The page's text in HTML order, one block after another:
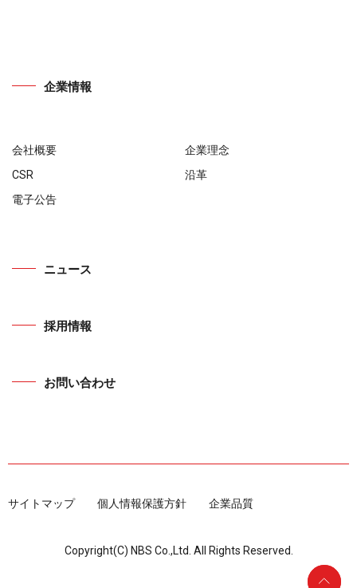
企業情報
会社概要
企業理念
CSR
沿革
電子公告
ニュース
採用情報
お問い合わせ
サイトマップ 個人情報保護方針 企業品質
Copyright(C) NBS Co.,Ltd. All Rights Reserved.